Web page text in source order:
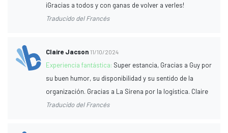
¡Gracias a todos y con ganas de volver a verles!
Traducido del Francés
Claire Jacson 11/10/2024
Experiencia fantástica: Super estancia, Gracias a Guy por
su buen humor, su disponibilidad y su sentido de la
organización. Gracias a La Sirena por la logística. Claire
Traducido del Francés